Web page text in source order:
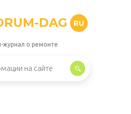
DAG RU
журнал о ремонте